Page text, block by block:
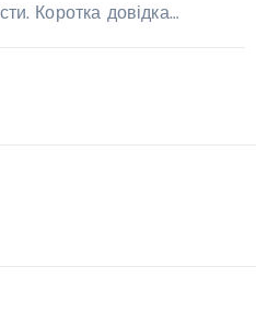
Коротка довідка…